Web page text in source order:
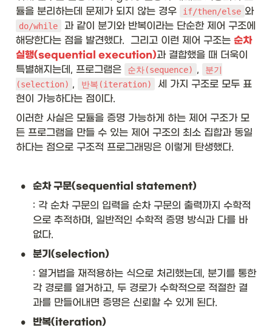
듈을 분리하는데 문제가 되지 않는 경우
if/then/else 와
do/while
과 같이 분기와 반복이라는 단순한 제어 구조에
해당한다는 점을 발견했다.  그리고 이런 제어 구조는 순차
실행(sequential execution)과 결합했을 때 더욱이
특별해지는데, 프로그램은
순차(sequence) ,
분기
(selection) , 반복(iteration)
세 가지 구조로 모두 표
현이 가능하다는 점이다.
이러한 사실은 모듈을 증명 가능하게 하는 제어 구조가 모
든 프로그램을 만들 수 있는 제어 구조의 최소 집합과 동일
하다는 점으로 구조적 프로그래밍은 이렇게 탄생했다.
• 순차 구문(sequential statement)
: 각 순차 구문의 입력을 순차 구문의 출력까지 수학적
으로 추적하며, 일반적인 수학적 증명 방식과 다를 바
없다.
• 분기(selection)
: 열거법을 재적용하는 식으로 처리했는데, 분기를 통한
각 경로를 열거하고, 두 경로가 수학적으로 적절한 결
과를 만들어내면 증명은 신뢰할 수 있게 된다.
• 반복(iteration)